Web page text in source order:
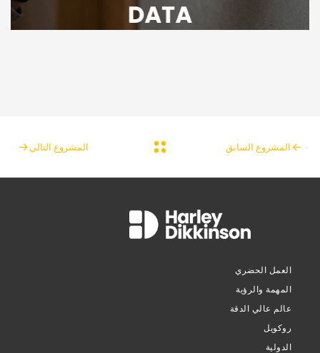
المشروع السابق المشروع التالي
العمل الحضري
المهمة والرؤية
عالم عالي الدقة
روكويل
الدولية